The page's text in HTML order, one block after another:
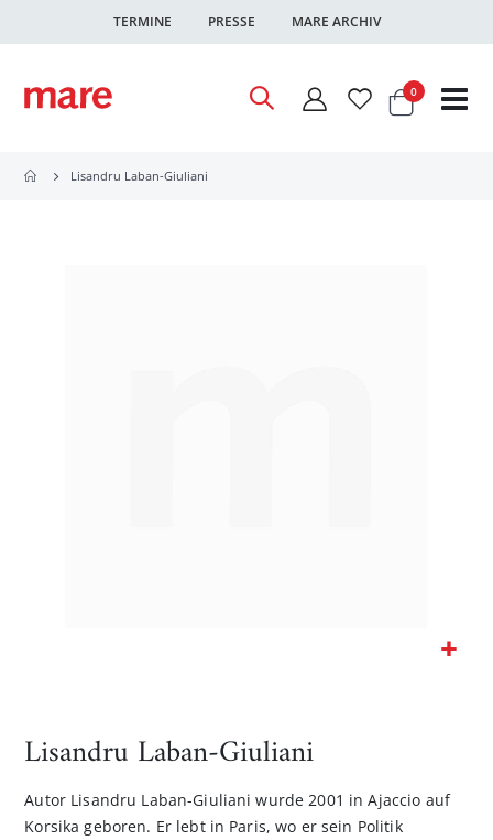
TERMINE PRESSE MARE ARCHIV
Warenkorb
0Artikel
Lisandru Laban-Giuliani
Bildgalerie
Lisandru Laban-Giuliani
Autor Lisandru Laban-Giuliani wurde 2001 in Ajaccio auf
Korsika geboren. Er lebt in Paris, wo er sein Politik